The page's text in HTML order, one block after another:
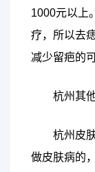
1000元以上
疗，所以去
减少留疤的
杭州其
杭州皮
做皮肤病的